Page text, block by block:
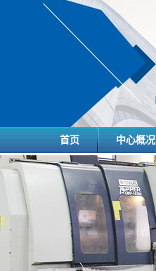
首页 中心概况